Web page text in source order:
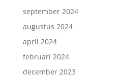
september 2024
augustus 2024
april 2024
februari 2024
december 2023